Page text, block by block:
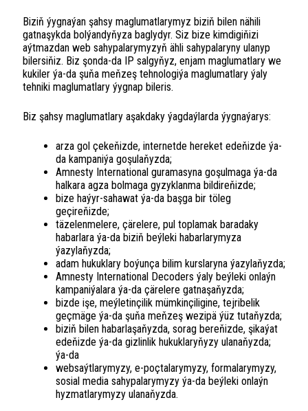
Biziň ýygnaýan şahsy maglumatlarymyz biziň bilen nähili
gatnaşykda bolýandyňyza baglydyr. Siz bize kimdigiňizi
aýtmazdan web sahypalarymyzyň ähli sahypalaryny ulanyp
bilersiňiz. Biz şonda-da IP salgyňyz, enjam maglumatlary we
kukiler ýa-da şuňa meňzeş tehnologiýa maglumatlary ýaly
tehniki maglumatlary ýygnap bileris.
Biz şahsy maglumatlary aşakdaky ýagdaýlarda ýygnaýarys:
arza gol çekeňizde, internetde hereket edeňizde ýa-
da kampaniýa goşulaňyzda;
Amnesty International guramasyna goşulmaga ýa-da
halkara agza bolmaga gyzyklanma bildireňizde;
bize haýyr-sahawat ýa-da başga bir töleg
geçireňizde;
täzelenmelere, çärelere, pul toplamak baradaky
habarlara ýa-da biziň beýleki habarlarymyza
ýazylaňyzda;
adam hukuklary boýunça bilim kurslaryna ýazylaňyzda;
Amnesty International Decoders ýaly beýleki onlaýn
kampaniýalara ýa-da çärelere gatnaşaňyzda;
bizde işe, meýletinçilik mümkinçiligine, tejribelik
geçmäge ýa-da şuňa meňzeş wezipä ýüz tutaňyzda;
biziň bilen habarlaşaňyzda, sorag bereňizde, şikaýat
edeňizde ýa-da gizlinlik hukuklaryňyzy ulanaňyzda;
ýa-da
websaýtlarymyzy, e-poçtalarymyzy, formalarymyzy,
sosial media sahypalarymyzy ýa-da beýleki onlaýn
hyzmatlarymyzy ulanaňyzda.